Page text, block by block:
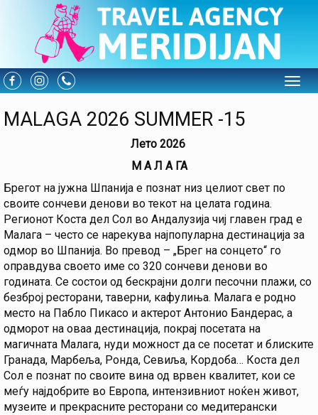
MALAGA 2026 SUMMER -15
Лето 2026
М А Л А ГА
Брегот на јужна Шпанија е познат низ целиот свет по
своите сончеви денови во текот на целата година.
Регионот Коста дел Сол во Андалузија чиј главен град е
Малага – често се нарекува најпопуларна дестинација за
одмор во Шпанија. Во превод – „Брег на сонцето“ го
оправдува своето име со 320 сончеви денови во
годината. Се состои од бескрајни долги песочни плажи, со
безброј ресторани, таверни, кафулиња. Малага е родно
место на Пабло Пикасо и актерот Антонио Бандерас, а
одморот на оваа дестинација, покрај посетата на
магичната Малага, нуди можност да се посетат и блиските
Гранада, Марбеља, Ронда, Севиља, Кордоба… Коста дел
Сол е познат по своите вина од врвен квалитет, кои се
меѓу најдобрите во Европа, интензивниот ноќен живот,
музеите и прекрасните ресторани со медитерански